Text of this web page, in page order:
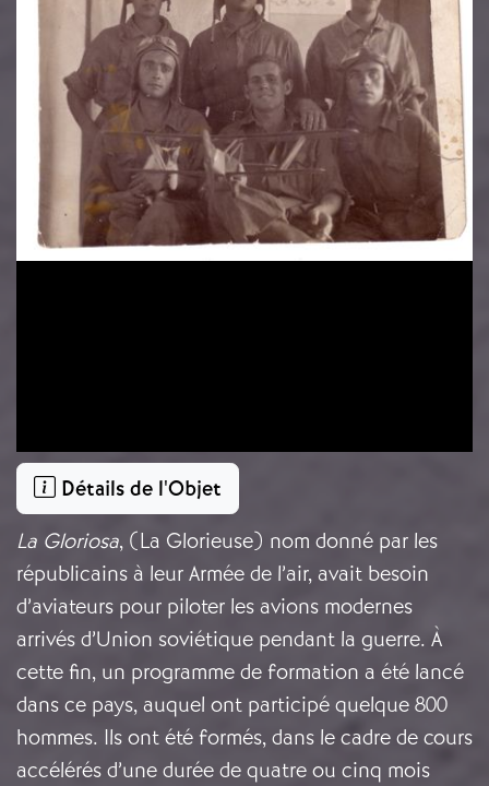
Détails de l'Objet
La Gloriosa, (La Glorieuse) nom donné par les
républicains à leur Armée de l’air, avait besoin
d’aviateurs pour piloter les avions modernes
arrivés d’Union soviétique pendant la guerre. À
cette fin, un programme de formation a été lancé
dans ce pays, auquel ont participé quelque 800
hommes. Ils ont été formés, dans le cadre de cours
accélérés d’une durée de quatre ou cinq mois